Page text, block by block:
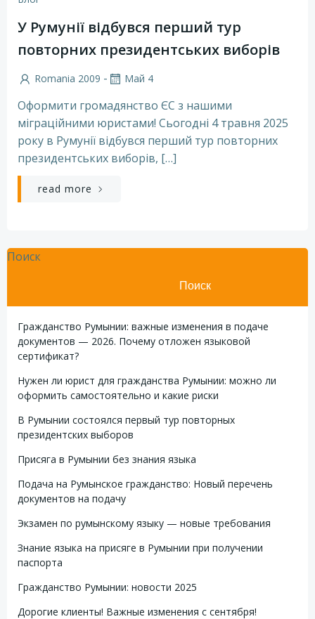
У Румунії відбувся перший тур
повторних президентських виборів
Romania 2009 - Май 4
Оформити громадянство ЄС з нашими
міграційними юристами! Сьогодні 4 травня 2025
року в Румунії відбувся перший тур повторних
президентських виборів, […]
read more
Поиск
Поиск
Гражданство Румынии: важные изменения в подаче
документов — 2026. Почему отложен языковой
сертификат?
Нужен ли юрист для гражданства Румынии: можно ли
оформить самостоятельно и какие риски
В Румынии состоялся первый тур повторных
президентских выборов
Присяга в Румынии без знания языка
Подача на Румынское гражданство: Новый перечень
документов на подачу
Экзамен по румынскому языку — новые требования
Знание языка на присяге в Румынии при получении
паспорта
Гражданство Румынии: новости 2025
Дорогие клиенты! Важные изменения с сентября!